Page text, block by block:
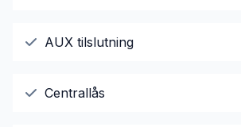
AUX tilslutning
Centrallås